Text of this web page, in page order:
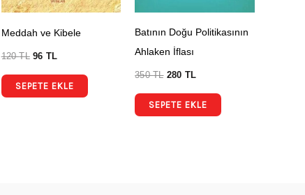
Meddah ve Kibele
120TL 96 TL
SEPETE EKLE
Batının Doğu Politikasının
Ahlaken İflası
350TL 280 TL
SEPETE EKLE